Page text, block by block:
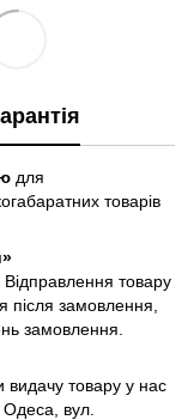
для
товарів
Відправлення товару
після замовлення,
замовлення.
видачу товару у нас
вул.